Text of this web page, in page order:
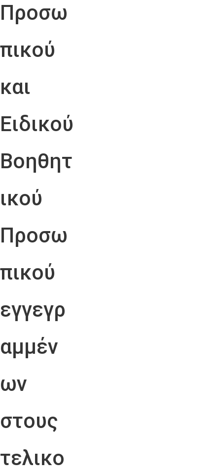
Προσω
πικού
και
Ειδικού
Βοηθητ
ικού
Προσω
πικού
εγγεγρ
αμμέν
ων
στους
τελικο